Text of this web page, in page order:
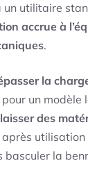
un utilitaire
accrue à
.
la
un modèle
des
après utilisation
basculer la